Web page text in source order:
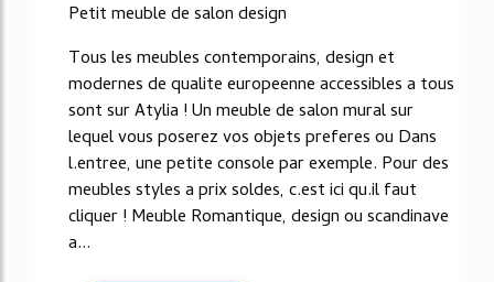
Petit meuble de salon design
Tous les meubles contemporains, design et
modernes de qualite europeenne accessibles a tous
sont sur Atylia ! Un meuble de salon mural sur
lequel vous poserez vos objets preferes ou Dans
l.entree, une petite console par exemple. Pour des
meubles styles a prix soldes, c.est ici qu.il faut
cliquer ! Meuble Romantique, design ou scandinave
a...